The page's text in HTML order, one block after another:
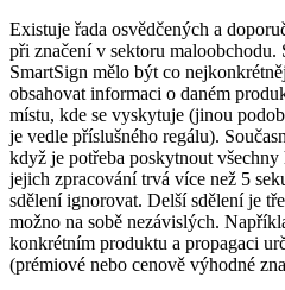
Existuje řada osvědčených a
při značení v sektoru maloobchodu.
SmartSign mělo být co
obsahovat informaci o daném
místu, kde se vyskytuje (jinou
je vedle příslušného regálu).
když je potřeba poskytnout
jejich zpracování trvá více než 5
sdělení ignorovat. Delší sdělení je
možno na sobě nezávislých.
konkrétním produktu a propagaci
(prémiové nebo cenově výhodné